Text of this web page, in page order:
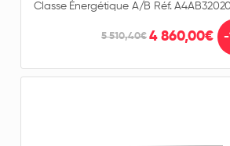
Classe Énergétique A/B Réf. A4AB32020
5 510,40€ 4 860,00€ -